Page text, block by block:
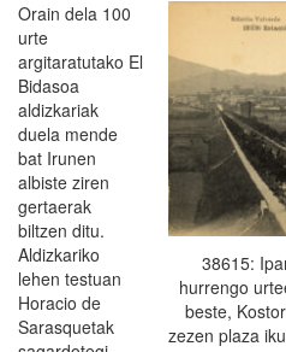
38615:
hurrengo
beste,
zezen plaza
Orain dela 100
urte
argitaratutako El
Bidasoa
aldizkariak
duela mende
bat Irunen
albiste ziren
gertaerak
biltzen ditu.
Aldizkariko
lehen testuan
Horacio de
Sarasquetak